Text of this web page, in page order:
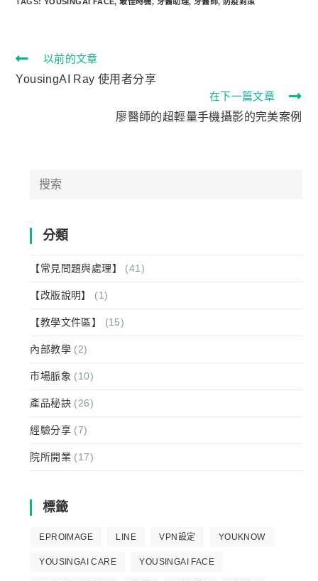
以前的文章
YousingAI Ray 使用者分享
在下一篇文章
廖醫師的超輕量手機攝影的完美案例
分類
【常見問題與處理】 (41)
【改版說明】 (1)
【教學文件區】 (15)
內部教學 (2)
市場脈象 (10)
產品秘訣 (26)
經驗分享 (7)
院所開業 (17)
標籤
EPROIMAGE LINE VPN設定 YOUKNOW
YOUSINGAI CARE YOUSINGAI FACE